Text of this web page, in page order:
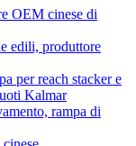
edili, produttore
rampa di